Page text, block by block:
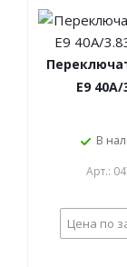
Е9 40А/
В
Арт.:
Цена по